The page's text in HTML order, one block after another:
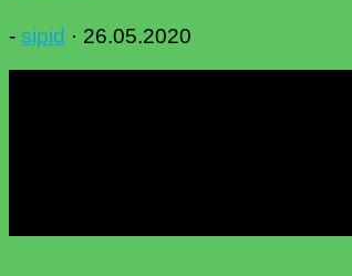
- sipid · 26.05.2020